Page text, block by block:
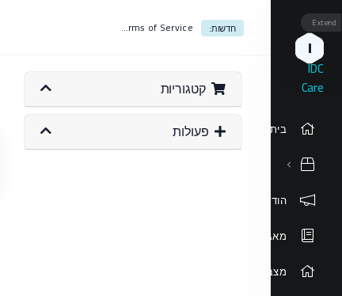
חדשות: Terms of Service
I
IDC
Care
Extend
בית
הודעות וחדשות
מאגר מידע
מצב הרשת
קטגוריות
פעולות